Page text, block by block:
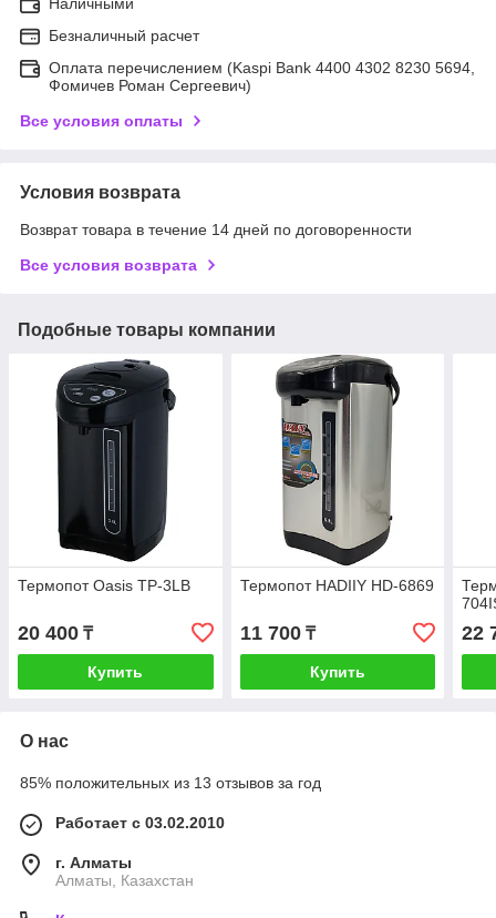
Безналичный расчет
Оплата перечислением (Kaspi Bank 4400 4302 8230 5694,
Фомичев Роман Сергеевич)
Все условия оплаты
Условия возврата
Возврат товара в течение 14 дней по договоренности
Все условия возврата
Подобные товары компании
Термопот Oasis TP-3LB
20 400 ₸
Купить
Термопот HADIIY HD-6869
11 700₸
Купить
22
О нас
85% положительных из 13 отзывов за год
Работает с 03.02.2010
г. Алматы
Алматы, Казахстан